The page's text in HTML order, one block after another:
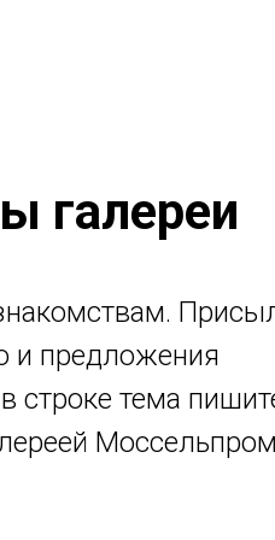
галереи
и предложения
строке тема